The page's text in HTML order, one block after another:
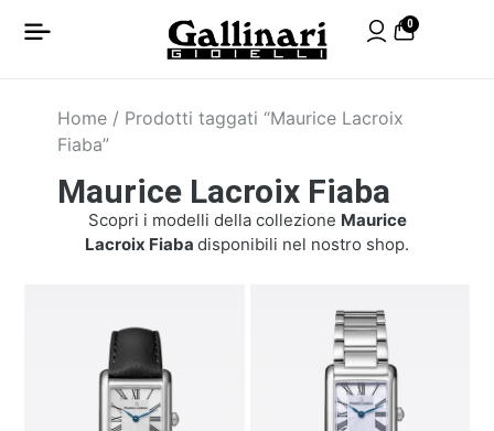
0
Home / Prodotti taggati “Maurice Lacroix
Fiaba”
Maurice Lacroix Fiaba
Scopri i modelli della collezione Maurice
Lacroix Fiaba disponibili nel nostro shop.